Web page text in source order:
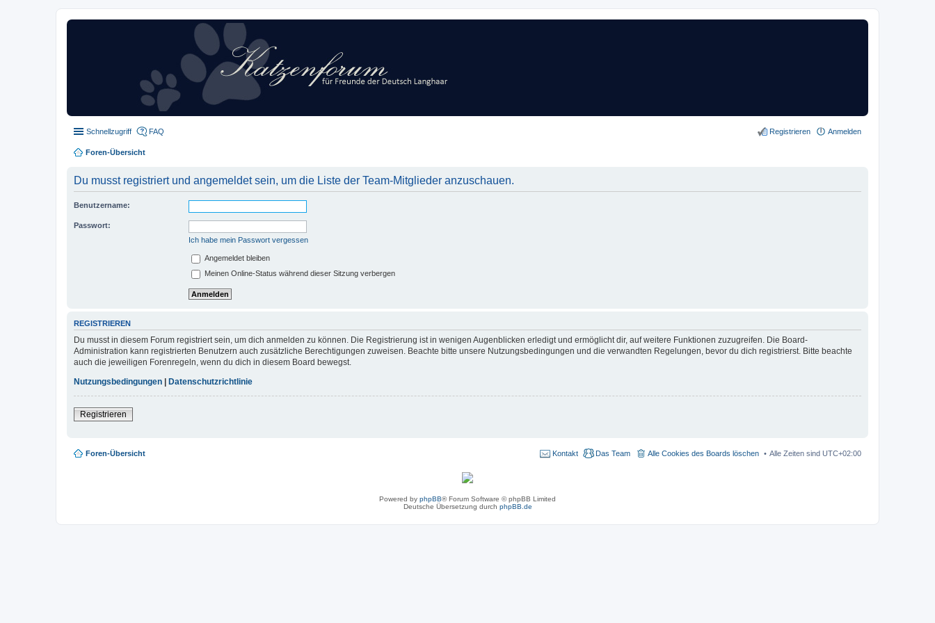
Schnellzugriff FAQ Anmelden
Registrieren
Foren-Übersicht
Du musst registriert und angemeldet sein, um die Liste der Team-Mitglieder anzuschauen.
Benutzername:
Passwort:
Ich habe mein Passwort vergessen
Angemeldet bleiben
Meinen Online-Status während dieser Sitzung verbergen
REGISTRIEREN
Du musst in diesem Forum registriert sein, um dich anmelden zu können. Die Registrierung ist in wenigen Augenblicken erledigt und ermöglicht dir, auf weitere Funktionen zuzugreifen. Die Board-
Administration kann registrierten Benutzern auch zusätzliche Berechtigungen zuweisen. Beachte bitte unsere Nutzungsbedingungen und die verwandten Regelungen, bevor du dich registrierst. Bitte beachte
auch die jeweiligen Forenregeln, wenn du dich in diesem Board bewegst.
Nutzungsbedingungen | Datenschutzrichtlinie
Registrieren
Foren-Übersicht Alle Zeiten sind UTC+02:00
Alle Cookies des Boards löschen
Das Team
Kontakt
Powered by phpBB® Forum Software © phpBB Limited
Deutsche Übersetzung durch phpBB.de